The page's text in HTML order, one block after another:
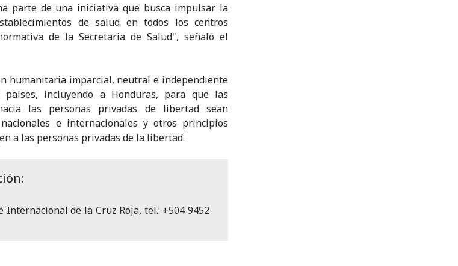
parte de una iniciativa que busca impulsar la
de salud en todos los centros
de la Secretaria de Salud", señaló el
humanitaria imparcial, neutral e independiente
incluyendo a Honduras, para que las
las personas privadas de libertad sean
e internacionales y otros principios
a las personas privadas de la libertad.
Internacional de la Cruz Roja, tel.: +504 9452-